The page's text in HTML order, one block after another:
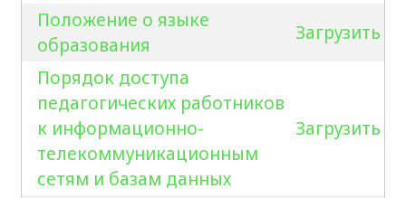
Положение о языке
образования
Загрузить
Порядок доступа
педагогических работников
к информационно-
телекоммуникационным
сетям и базам данных
Загрузить